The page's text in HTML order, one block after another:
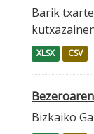
Barik
XLSX CSV
Bizkaiko